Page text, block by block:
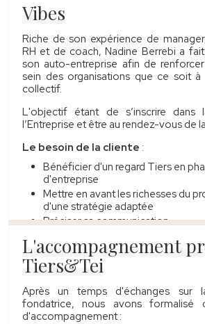
Vibes
Riche de son expérience de
RH et de coach, Nadine Berrebi a
son auto-entreprise afin de renforcer
sein des organisations que ce soit
collectif.
L'objectif étant de s’inscrire dans
l’Entreprise et être au rendez-vous de
Le besoin de la cliente :
Bénéficier d'un regard Tiers en
d'entreprise
Mettre en avant les richesses du
d'une stratégie adaptée
Préciser sa communication
L'accompagnement
Tiers&Tei
Après un temps d'échanges sur
fondatrice, nous avons formalisé
d'accompagnement :